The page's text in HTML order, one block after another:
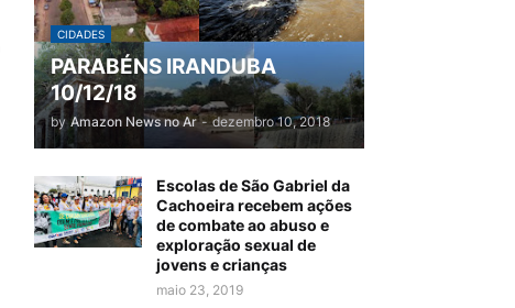
CIDADES
PARABÉNS IRANDUBA
10/12/18
by Amazon News no Ar - dezembro 10, 2018
Escolas de São Gabriel da
Cachoeira recebem ações
de combate ao abuso e
exploração sexual de
jovens e crianças
maio 23, 2019